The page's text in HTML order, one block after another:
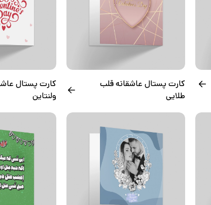
کارت پستال عاشقانه قلب
طلایی
کارت پستال
ولنتاین